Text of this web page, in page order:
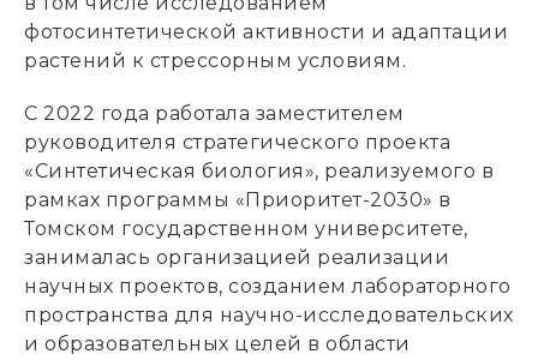
фотосинтетической активности и адаптации
растений к стрессорным условиям.
С 2022 года работала заместителем
руководителя стратегического проекта
«Синтетическая биология», реализуемого в
рамках программы «Приоритет-2030» в
Томском государственном университете,
занималась организацией реализации
научных проектов, созданием лабораторного
пространства для научно-исследовательских
и образовательных целей в области